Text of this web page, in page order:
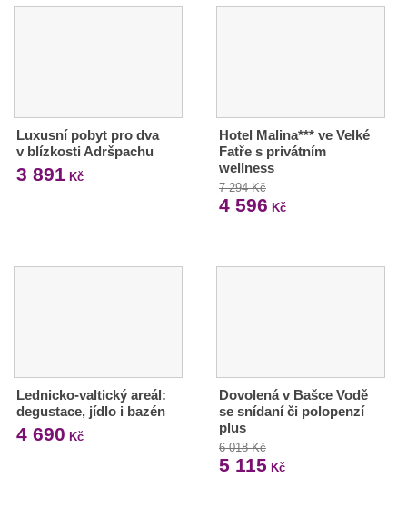
Luxusní pobyt pro dva
v blízkosti Adršpachu
3 891 Kč
Hotel Malina*** ve Velké
Fatře s privátním
wellness
7 294 Kč
4 596 Kč
Lednicko-valtický areál:
degustace, jídlo i bazén
4 690 Kč
Dovolená v Bašce Vodě
se snídaní či polopenzí
plus
6 018 Kč
5 115 Kč